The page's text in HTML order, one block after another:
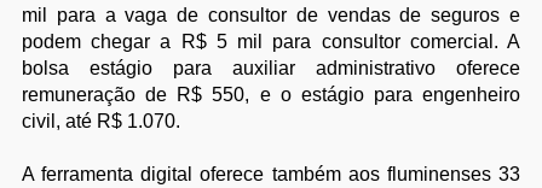
mil para a vaga de consultor de vendas de seguros e
podem chegar a R$ 5 mil para consultor comercial. A
bolsa estágio para auxiliar administrativo oferece
remuneração de R$ 550, e o estágio para engenheiro
civil, até R$ 1.070.
A ferramenta digital oferece também aos fluminenses 33